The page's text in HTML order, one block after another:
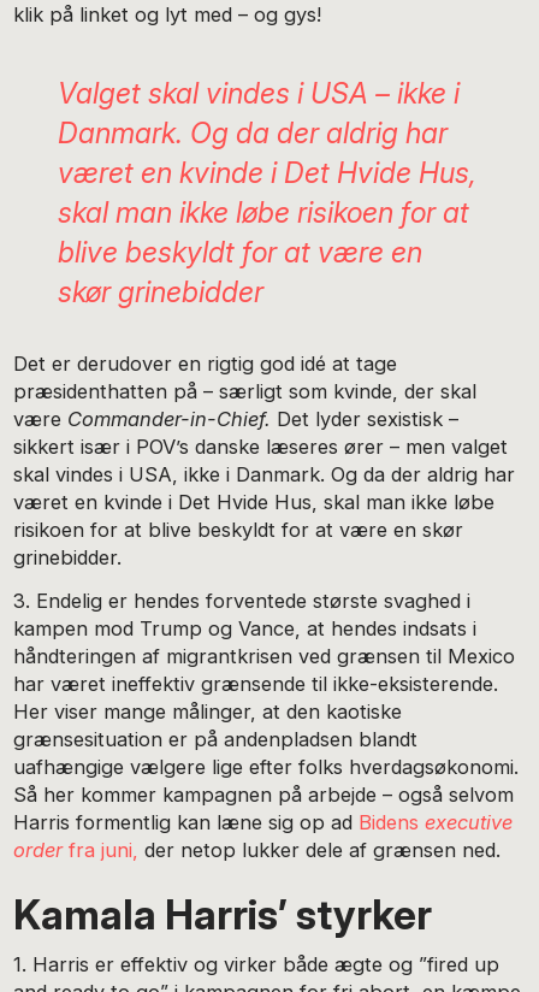
klik på linket og lyt med – og gys!
Valget skal vindes i USA – ikke i
Danmark. Og da der aldrig har
været en kvinde i Det Hvide Hus,
skal man ikke løbe risikoen for at
blive beskyldt for at være en
skør grinebidder
Det er derudover en rigtig god idé at tage
præsidenthatten på – særligt som kvinde, der skal
være Commander-in-Chief. Det lyder sexistisk –
sikkert især i POV’s danske læseres ører – men valget
skal vindes i USA, ikke i Danmark. Og da der aldrig har
været en kvinde i Det Hvide Hus, skal man ikke løbe
risikoen for at blive beskyldt for at være en skør
grinebidder.
3. Endelig er hendes forventede største svaghed i
kampen mod Trump og Vance, at hendes indsats i
håndteringen af migrantkrisen ved grænsen til Mexico
har været ineffektiv grænsende til ikke-eksisterende.
Her viser mange målinger, at den kaotiske
grænsesituation er på andenpladsen blandt
uafhængige vælgere lige efter folks hverdagsøkonomi.
Så her kommer kampagnen på arbejde – også selvom
Harris formentlig kan læne sig op ad Bidens executive
orderfra juni, der netop lukker dele af grænsen ned.
Kamala Harris’ styrker
1. Harris er effektiv og virker både ægte og ”fired up